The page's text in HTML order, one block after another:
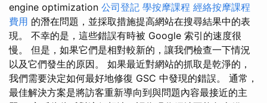
engine optimization 公司登記 學按摩課程 經絡按摩課程
費用 的潛在問題，並採取措施提高網站在搜尋結果中的表
現。 不幸的是，這些錯誤有時被 Google 索引的速度很
慢。 但是，如果它們是相對較新的，讓我們檢查一下情況
以及它們發生的原因。 如果最近對網站的抓取是乾淨的，
我們需要決定如何最好地修復 GSC 中發現的錯誤。 通常，
最佳解決方案是將訪客重新導向到與問題內容最接近的主